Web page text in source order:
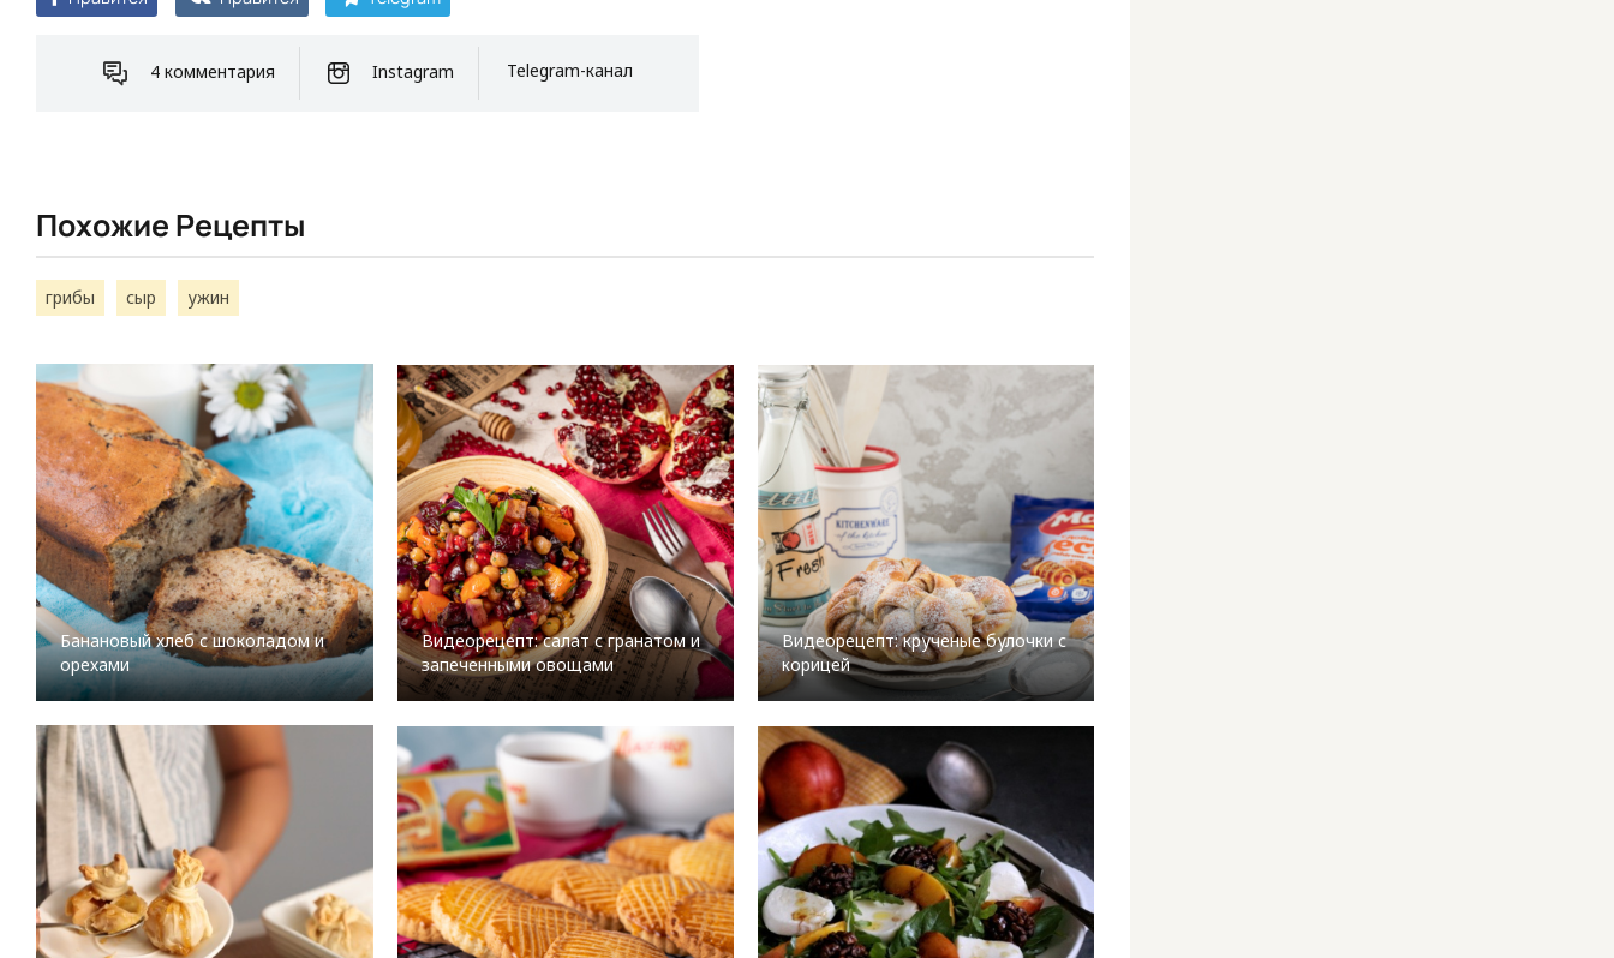
4 комментария Instagram Telegram-канал
Похожие Рецепты
грибы сыр ужин
Банановый хлеб с шоколадом и
орехами
Видеорецепт: салат с гранатом и
запеченными овощами
Видеорецепт: крученые булочки с
корицей